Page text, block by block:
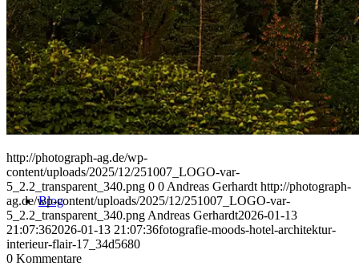
Projects
Clients
Blog
http://photograph-ag.de/wp-
content/uploads/2025/12/251007_LOGO-var-
5_2.2_transparent_340.png 0 0 Andreas Gerhardt http://photograph-
ag.de/wp-content/uploads/2025/12/251007_LOGO-var-
5_2.2_transparent_340.png Andreas Gerhardt2026-01-13
21:07:362026-01-13 21:07:36fotografie-moods-hotel-architektur-
interieur-flair-17_34d5680
0 Kommentare